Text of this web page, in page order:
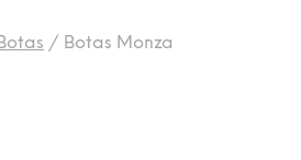
Botas / Botas Monza